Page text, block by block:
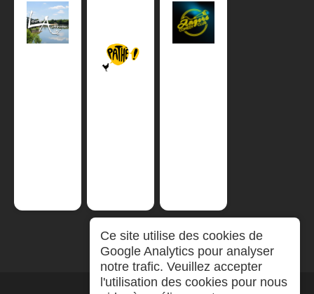
Ce site utilise des cookies de
Google Analytics pour analyser
notre trafic. Veuillez accepter
l'utilisation des cookies pour nous